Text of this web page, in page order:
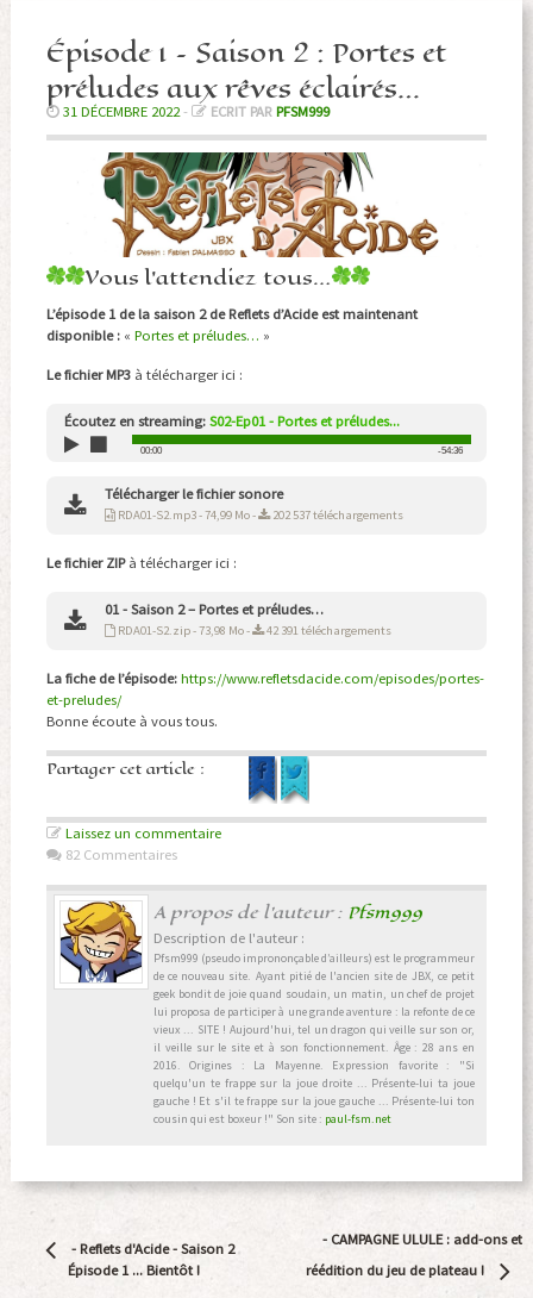
Épisode 1 – Saison 2 : Portes et
préludes aux rêves éclairés…
31 DÉCEMBRE 2022- ECRIT PAR PFSM999
Vous l’attendiez tous…
L’épisode 1 de la saison 2 de Reflets d’Acide est maintenant
disponible : « Portes et préludes… »
Le fichier MP3à télécharger ici :
Écoutez en streaming: S02-Ep01 - Portes et préludes...
00:00 -54:36
Télécharger le fichier sonore
RDA01-S2.mp3 - 74,99 Mo - 202 537 téléchargements
Le fichier ZIPà télécharger ici :
01 - Saison 2 – Portes et préludes…
RDA01-S2.zip - 73,98 Mo - 42 391 téléchargements
La fiche de l’épisode: https://www.refletsdacide.com/episodes/portes-
et-preludes/
Bonne écoute à vous tous.
Partager cet article :
Laissez un commentaire
82 Commentaires
A propos de l'auteur : Pfsm999
Description de l'auteur :
Pfsm999 (pseudo imprononçable d’ailleurs) est le programmeur
de ce nouveau site. Ayant pitié de l'ancien site de JBX, ce petit
geek bondit de joie quand soudain, un matin, un chef de projet
lui proposa de participer à une grande aventure : la refonte de ce
vieux ... SITE ! Aujourd'hui, tel un dragon qui veille sur son or,
il veille sur le site et à son fonctionnement. Âge : 28 ans en
2016. Origines : La Mayenne. Expression favorite : "Si
quelqu'un te frappe sur la joue droite ... Présente-lui ta joue
gauche ! Et s'il te frappe sur la joue gauche ... Présente-lui ton
cousin qui est boxeur !" Son site : paul-fsm.net
Navigation
Article
- Reflets d'Acide - Saison 2
Épisode 1 ... Bientôt !
- CAMPAGNE ULULE : add-ons et
réédition du jeu de plateau !